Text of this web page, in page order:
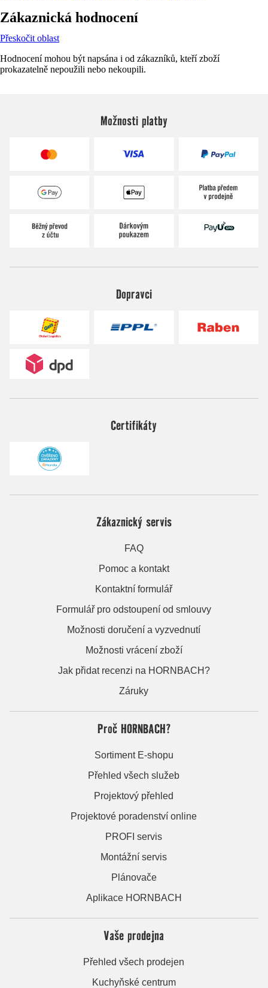
Zákaznická hodnocení
Přeskočit oblast
Hodnocení mohou být napsána i od zákazníků, kteří zboží
prokazatelně nepoužili nebo nekoupili.
Možnosti platby
Dopravci
Certifikáty
Zákaznický servis
FAQ
Pomoc a kontakt
Kontaktní formulář
Formulář pro odstoupení od smlouvy
Možnosti doručení a vyzvednutí
Možnosti vrácení zboží
Jak přidat recenzi na HORNBACH?
Záruky
Proč HORNBACH?
Sortiment E-shopu
Přehled všech služeb
Projektový přehled
Projektové poradenství online
PROFI servis
Montážní servis
Plánovače
Aplikace HORNBACH
Vaše prodejna
Přehled všech prodejen
Kuchyňské centrum